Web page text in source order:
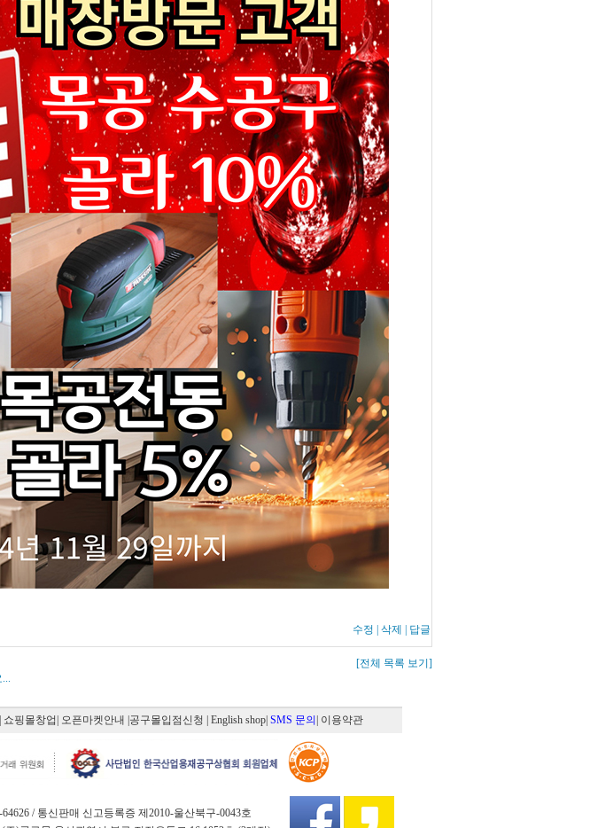
수정 삭제 답글
[전체 목록 보기]
쇼핑몰창업 오픈마켓안내 |공구몰입점신청 | English shop SMS 문의 | 이용약관
/ 통신판매 신고등록증 제2010-울산북구-0043호